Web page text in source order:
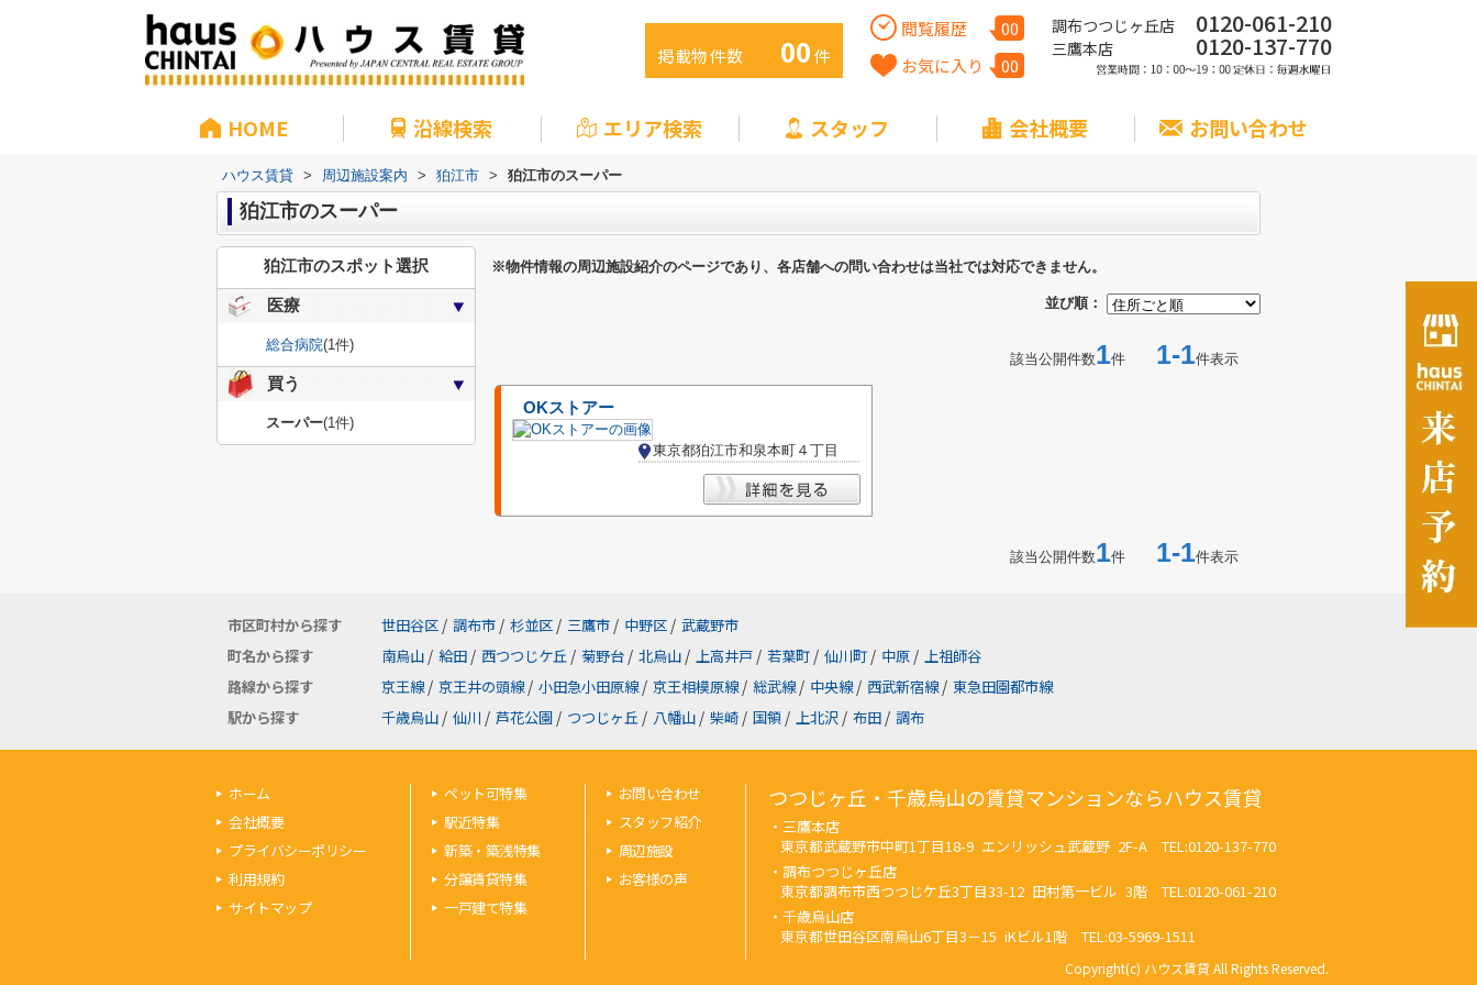
掲載物件数 00件
閲覧履歴
00
お気に入り
00
調布つつじヶ丘店 0120-061-210
三鷹本店 0120-137-770
HOME 沿線検索 エリア検索 スタッフ 会社概要 お問い合わせ
ハウス賃貸 > 周辺施設案内 > 狛江市 > 狛江市のスーパー
狛江市のスーパー
※物件情報の周辺施設紹介のページであり、各店舗への問い合わせは当社では対応できません。
並び順：
該当公開件数1件 1-1件表示
OKストアー
東京都狛江市和泉本町４丁目
該当公開件数1件 1-1件表示
狛江市のスポット選択
医療
総合病院(1件)
買う
スーパー(1件)
市区町村から探す 世田谷区 / 調布市 / 杉並区 / 三鷹市 / 中野区 / 武蔵野市
町名から探す
南烏山 / 給田 / 西つつじケ丘 / 菊野台 / 北烏山 / 上高井戸 / 若葉町 / 仙川町 / 中原 / 上祖師谷
路線から探す
京王線 / 京王井の頭線 / 小田急小田原線 / 京王相模原線 / 総武線 / 中央線 / 西武新宿線 / 東急田園都市線
駅から探す
千歳烏山 / 仙川 / 芦花公園 / つつじヶ丘 / 八幡山 / 柴崎 / 国領 / 上北沢 / 布田 / 調布
ホーム
会社概要
プライバシーポリシー
利用規約
サイトマップ
ペット可特集
駅近特集
新築・築浅特集
分譲賃貸特集
一戸建て特集
お問い合わせ
スタッフ紹介
周辺施設
お客様の声
つつじヶ丘・千歳烏山の賃貸マンションならハウス賃貸
・三鷹本店
東京都武蔵野市中町1丁目18-9 エンリッシュ武蔵野 2F-A TEL:0120-137-770
・調布つつじヶ丘店
東京都調布市西つつじケ丘3丁目33-12 田村第一ビル 3階 TEL:0120-061-210
・千歳烏山店
東京都世田谷区南烏山6丁目3－15 iKビル1階 TEL:03-5969-1511
Copyright(c) ハウス賃貸 All Rights Reserved.